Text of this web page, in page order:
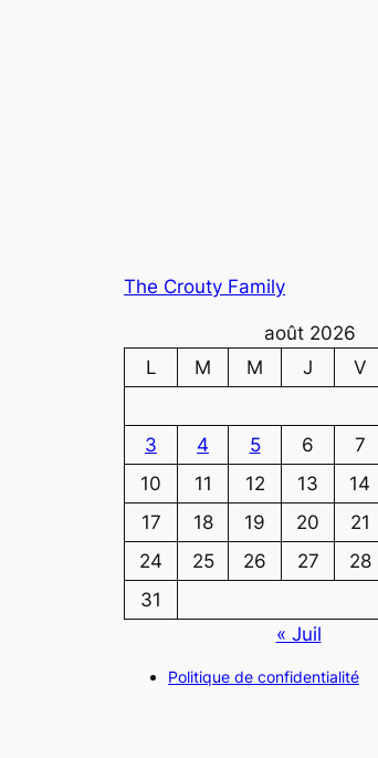
The Crouty Family
août 2026
L
M M J V
3
4 5 6 7
10
11 12 13 14
17
18 19 20 21
24
25 26 27 28
31
« Juil
Politique de confidentialité